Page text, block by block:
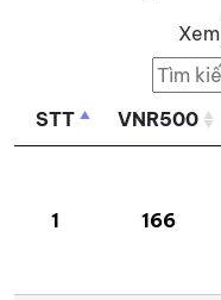
Xem
STT VNR500
1 166